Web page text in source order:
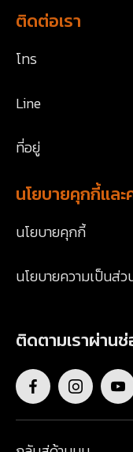
ติดต่อเรา
โทร
Line
ที่อยู่
นโยบายคุกกี้แล
นโยบายคุกกี้
นโยบายความเป็นส่
ติดตามเราผ่าน